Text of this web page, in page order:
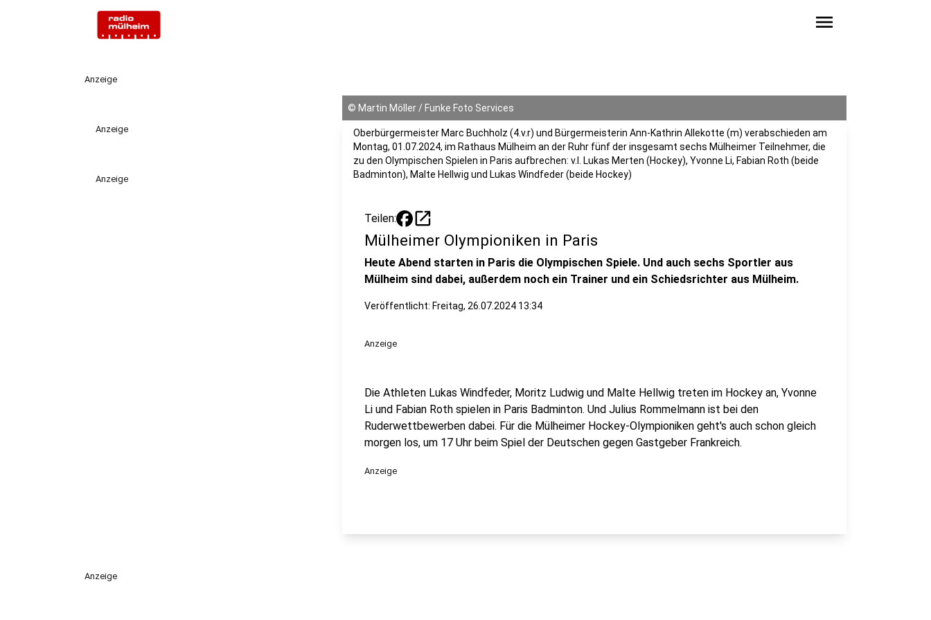
menu
Anzeige
Anzeige
Anzeige
© Martin Möller / Funke Foto Services
Oberbürgermeister Marc Buchholz (4.v.r) und Bürgermeisterin Ann-Kathrin Allekotte (m) verabschieden am
Montag, 01.07.2024, im Rathaus Mülheim an der Ruhr fünf der insgesamt sechs Mülheimer Teilnehmer, die
zu den Olympischen Spielen in Paris aufbrechen: v.l. Lukas Merten (Hockey), Yvonne Li, Fabian Roth (beide
Badminton), Malte Hellwig und Lukas Windfeder (beide Hockey)
Teilen: open_in_new
Mülheimer Olympioniken in Paris
Heute Abend starten in Paris die Olympischen Spiele. Und auch sechs Sportler aus
Mülheim sind dabei, außerdem noch ein Trainer und ein Schiedsrichter aus Mülheim.
Veröffentlicht: Freitag, 26.07.2024 13:34
Anzeige
Die Athleten Lukas Windfeder, Moritz Ludwig und Malte Hellwig treten im Hockey an, Yvonne
Li und Fabian Roth spielen in Paris Badminton. Und Julius Rommelmann ist bei den
Ruderwettbewerben dabei. Für die Mülheimer Hockey-Olympioniken geht's auch schon gleich
morgen los, um 17 Uhr beim Spiel der Deutschen gegen Gastgeber Frankreich.
Anzeige
Anzeige